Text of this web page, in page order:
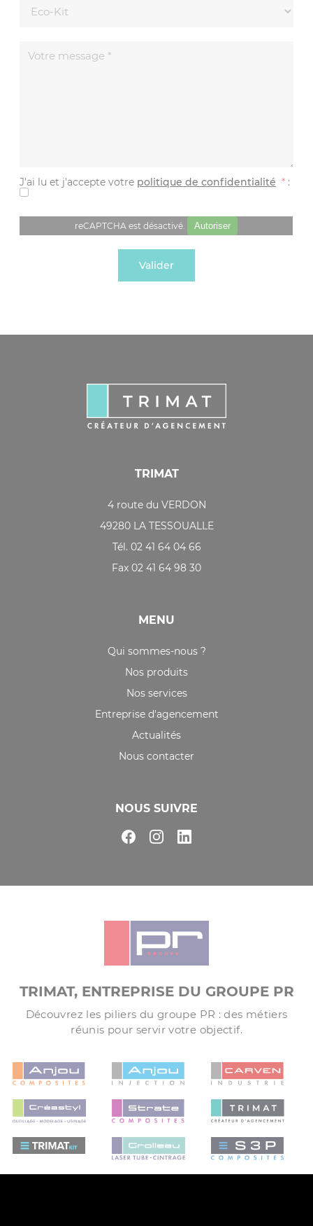
J'ai lu et j'accepte votre politique de confidentialité * :
reCAPTCHA est désactivé. Autoriser
TRIMAT
4 route du VERDON
49280 LA TESSOUALLE
Tél. 02 41 64 04 66
Fax 02 41 64 98 30
MENU
Qui sommes-nous ?
Nos produits
Nos services
Entreprise d'agencement
Actualités
Nous contacter
NOUS SUIVRE
TRIMAT, ENTREPRISE DU GROUPE PR
Découvrez les piliers du groupe PR : des métiers
réunis pour servir votre objectif.